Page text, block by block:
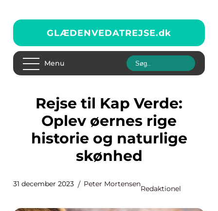
GLÆDENVEDATREJSE.dk
Menu
Rejse til Kap Verde:
Oplev øernes rige
historie og naturlige
skønhed
31 december 2023 Peter Mortensen
Redaktionel